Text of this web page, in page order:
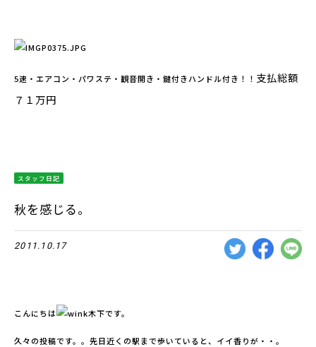
5速・エアコン・パワステ・観音開き・鍵付きハンドル付き！！ 支払総額
７１万円
スタッフ日記
秋を感じる。
2011.10.17
こんにちは 木下です。
久々の投稿です。。先日近くの駅まで歩いていると、イイ香りが・・。